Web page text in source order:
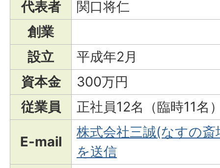
代表者
関口将仁
創業
設立
平成年2月
資本金
300万円
従業員
正社員12名（臨時11名
E-mail
株式会社三誠(なすの
を送信